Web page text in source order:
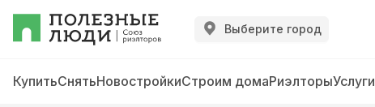
Выберите город
КупитьСнятьНовостройкиСтроим домаРиэлторыУслуги